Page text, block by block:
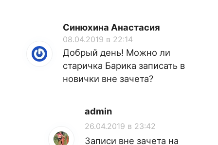
Синюхина Анастасия
08.04.2019 в 22:14
Добрый день! Можно ли
старичка Барика записать в
новички вне зачета?
admin
26.04.2019 в 23:42
Записи вне зачета на